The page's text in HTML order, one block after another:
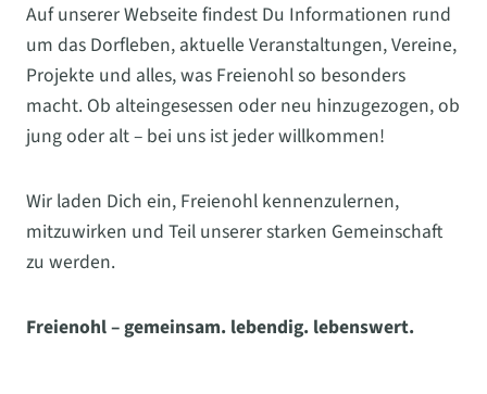
Auf unserer Webseite findest Du Informationen rund
um das Dorfleben, aktuelle Veranstaltungen, Vereine,
Projekte und alles, was Freienohl so besonders
macht. Ob alteingesessen oder neu hinzugezogen, ob
jung oder alt – bei uns ist jeder willkommen!
Wir laden Dich ein, Freienohl kennenzulernen,
mitzuwirken und Teil unserer starken Gemeinschaft
zu werden.
Freienohl – gemeinsam. lebendig. lebenswert.